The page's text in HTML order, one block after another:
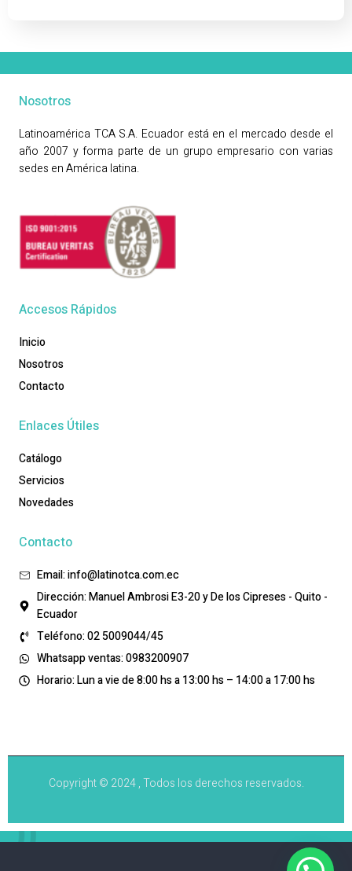
Nosotros
Latinoamérica TCA S.A. Ecuador está en el mercado desde el
año 2007 y forma parte de un grupo empresario con varias
sedes en América latina.
Accesos Rápidos
Inicio
Nosotros
Contacto
Enlaces Útiles
Catálogo
Servicios
Novedades
Contacto
Email: info@latinotca.com.ec
Dirección: Manuel Ambrosi E3-20 y De los Cipreses - Quito -
Ecuador
Teléfono: 02 5009044/45
Whatsapp ventas: 0983200907
Horario: Lun a vie de 8:00 hs a 13:00 hs – 14:00 a 17:00 hs
Copyright © 2024 , Todos los derechos reservados.